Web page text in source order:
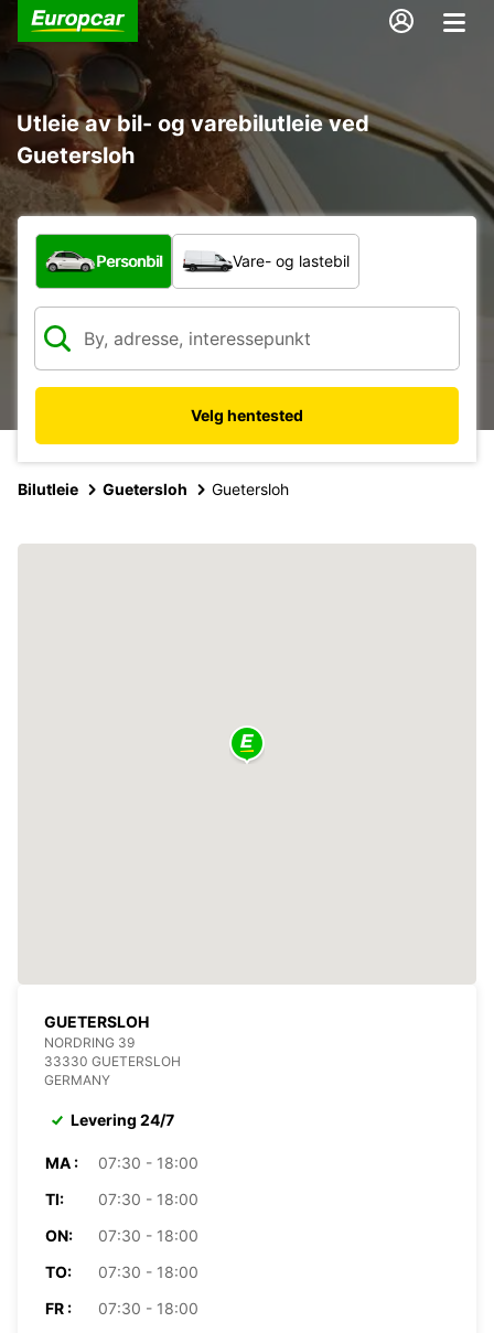
Utleie av bil- og varebilutleie ved
Guetersloh
Hvilken type bil?
Personbil Vare- og lastebil
Velg hentested
Bilutleie Guetersloh Guetersloh
GUETERSLOH
NORDRING 39
33330 GUETERSLOH
GERMANY
Levering 24/7
MA :
07:30 - 18:00
TI:
07:30 - 18:00
ON:
07:30 - 18:00
TO:
07:30 - 18:00
FR :
07:30 - 18:00